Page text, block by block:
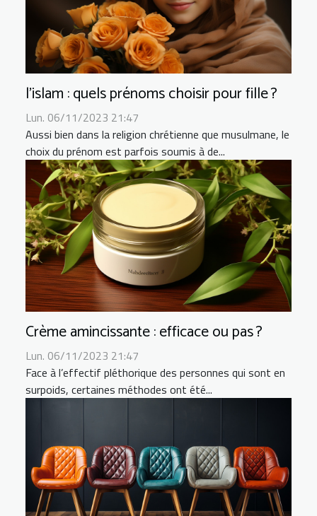
l’islam : quels prénoms choisir pour fille ?
Lun. 06/11/2023 21:47
Aussi bien dans la religion chrétienne que musulmane, le
choix du prénom est parfois soumis à de...
Crème amincissante : efficace ou pas ?
Lun. 06/11/2023 21:47
Face à l’effectif pléthorique des personnes qui sont en
surpoids, certaines méthodes ont été...